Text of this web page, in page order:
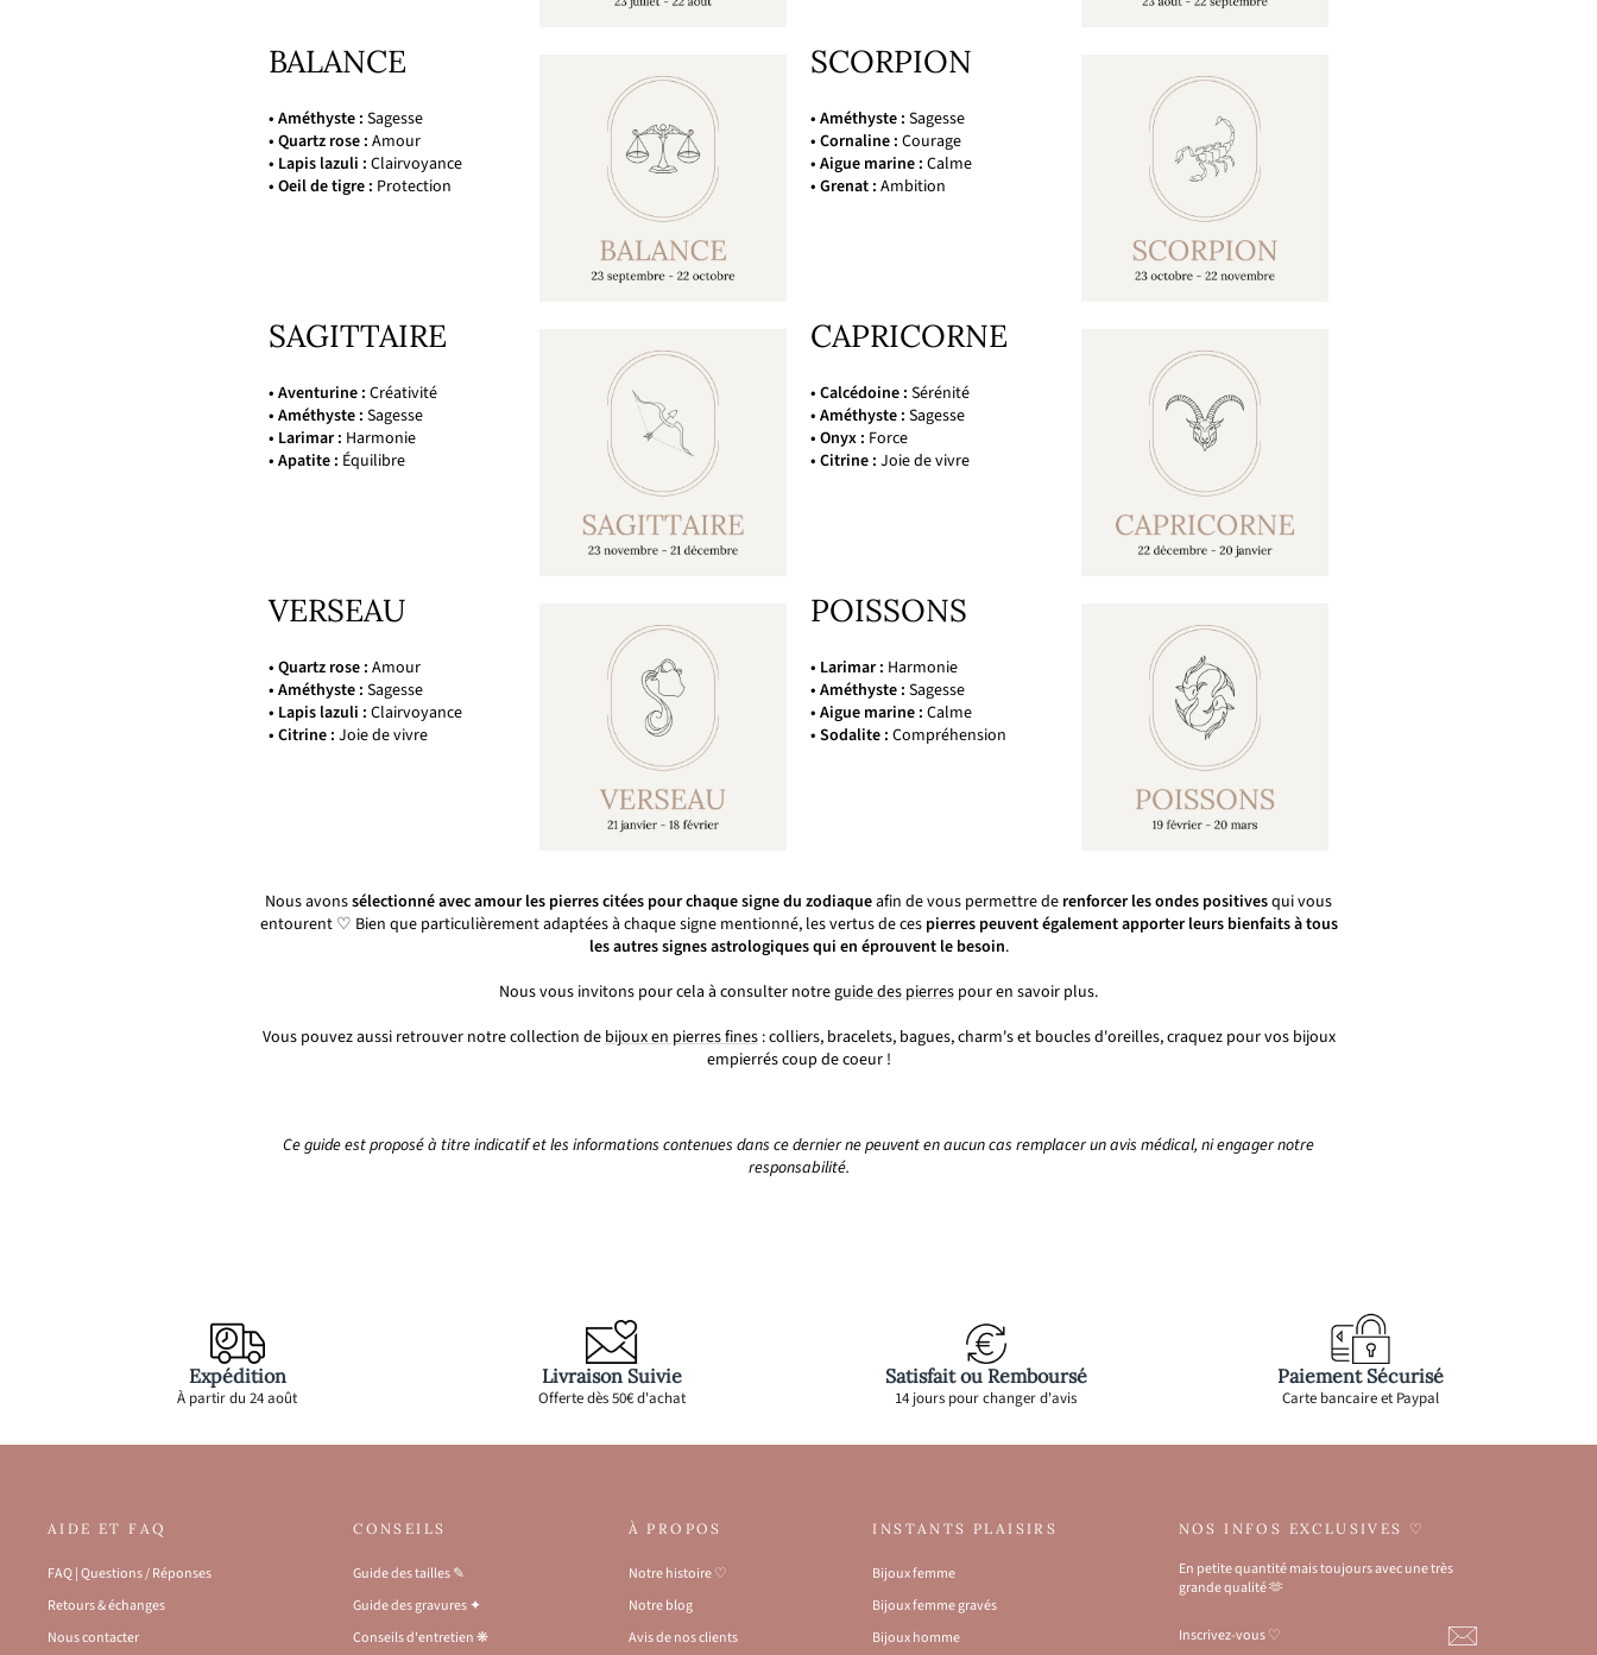
BALANCE
• Améthyste : Sagesse
• Quartz rose : Amour
• Lapis lazuli : Clairvoyance
• Oeil de tigre : Protection
SCORPION
• Améthyste : Sagesse
• Cornaline : Courage
• Aigue marine : Calme
• Grenat : Ambition
SAGITTAIRE
• Aventurine : Créativité
• Améthyste : Sagesse
• Larimar : Harmonie
• Apatite : Équilibre
CAPRICORNE
• Calcédoine : Sérénité
• Améthyste : Sagesse
• Onyx : Force
• Citrine : Joie de vivre
VERSEAU
• Quartz rose : Amour
• Améthyste : Sagesse
• Lapis lazuli : Clairvoyance
• Citrine : Joie de vivre
POISSONS
• Larimar : Harmonie
• Améthyste : Sagesse
• Aigue marine : Calme
• Sodalite : Compréhension
Nous avonssélectionné avec amour les pierres citées pour chaque signe du zodiaqueafin de vous permettre de renforcer les ondes positivesqui vous
entourent ♡ Bien que particulièrement adaptées à chaque signe mentionné, les vertus de ces pierres peuvent également apporter leurs bienfaits à tous
les autres signes astrologiques qui en éprouvent le besoin.
Nous vous invitons pour cela à consulter notreguide des pierres pour en savoir plus.
Vous pouvez aussi retrouver notre collection de bijoux en pierres fines: colliers, bracelets, bagues, charm's et boucles d'oreilles, craquez pour vos bijoux
empierrés coup de coeur !
Ce guide est proposé à titre indicatif et les informations contenues dans ce dernier ne peuvent en aucun cas remplacer un avis médical, ni engager notre
responsabilité.
Expédition
À partir du 24 août
Livraison Suivie
Offerte dès 50€ d'achat
Satisfait ou Remboursé
14 jours pour changer d'avis
Paiement Sécurisé
Carte bancaire et Paypal
AIDE ET FAQ
FAQ | Questions / Réponses
Retours & échanges
Nous contacter
CONSEILS
Guide des tailles ✎
Guide des gravures ✦
Conseils d'entretien ❋
À PROPOS
Notre histoire ♡
Notre blog
Avis de nos clients
INSTANTS PLAISIRS
Bijoux femme
Bijoux femme gravés
Bijoux homme
NOS INFOS EXCLUSIVES ♡
En petite quantité mais toujours avec une très
grande qualité 🫶
VOUS